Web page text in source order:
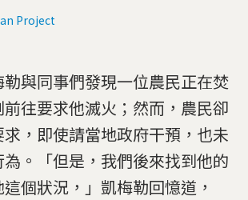
Project
與同事們發現一位農民正在焚
往要求他滅火；然而，農民卻
，即使請當地政府干預，也未
。「但是，我們後來找到他的
個狀況，」凱梅勒回憶道，